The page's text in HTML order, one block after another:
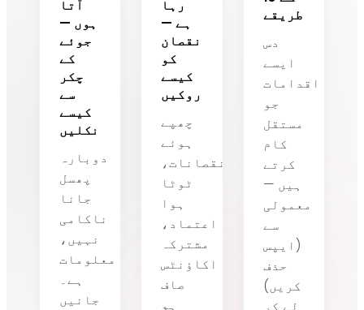
آتا
ہوں —
جوئے
کے
چکر
سے
کیسے
نکلیں
دوبارہ
پھسل
جانا
ناکامی
نہیں،
معلومات
ہے۔
جانیں
رہا
ہے —
نقصان
کو
کیسے
روکیں
چھپے
ہوئے
نقصانات،
ٹوٹا
ہوا
اعتماد،
مشترکہ
اکاؤنٹس
صاف
ہو
طریقے
دس
ایسے
اقدامات
جو
مستقل
کام
کرتے
ہیں —
معمولی
سے
(ایپس
حذف
کریں)
لے کر